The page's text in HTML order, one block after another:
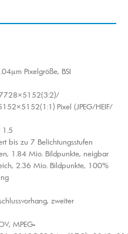
Pixelgröße, BSI
Pixel (JPEG/​HEIF/​
1.5
bis zu 7 Belichtungsstufen
1.84 Mio. Bildpunkte, neigbar
2.36 Mio. Bildpunkte, 100%
zweiter
MPEG-